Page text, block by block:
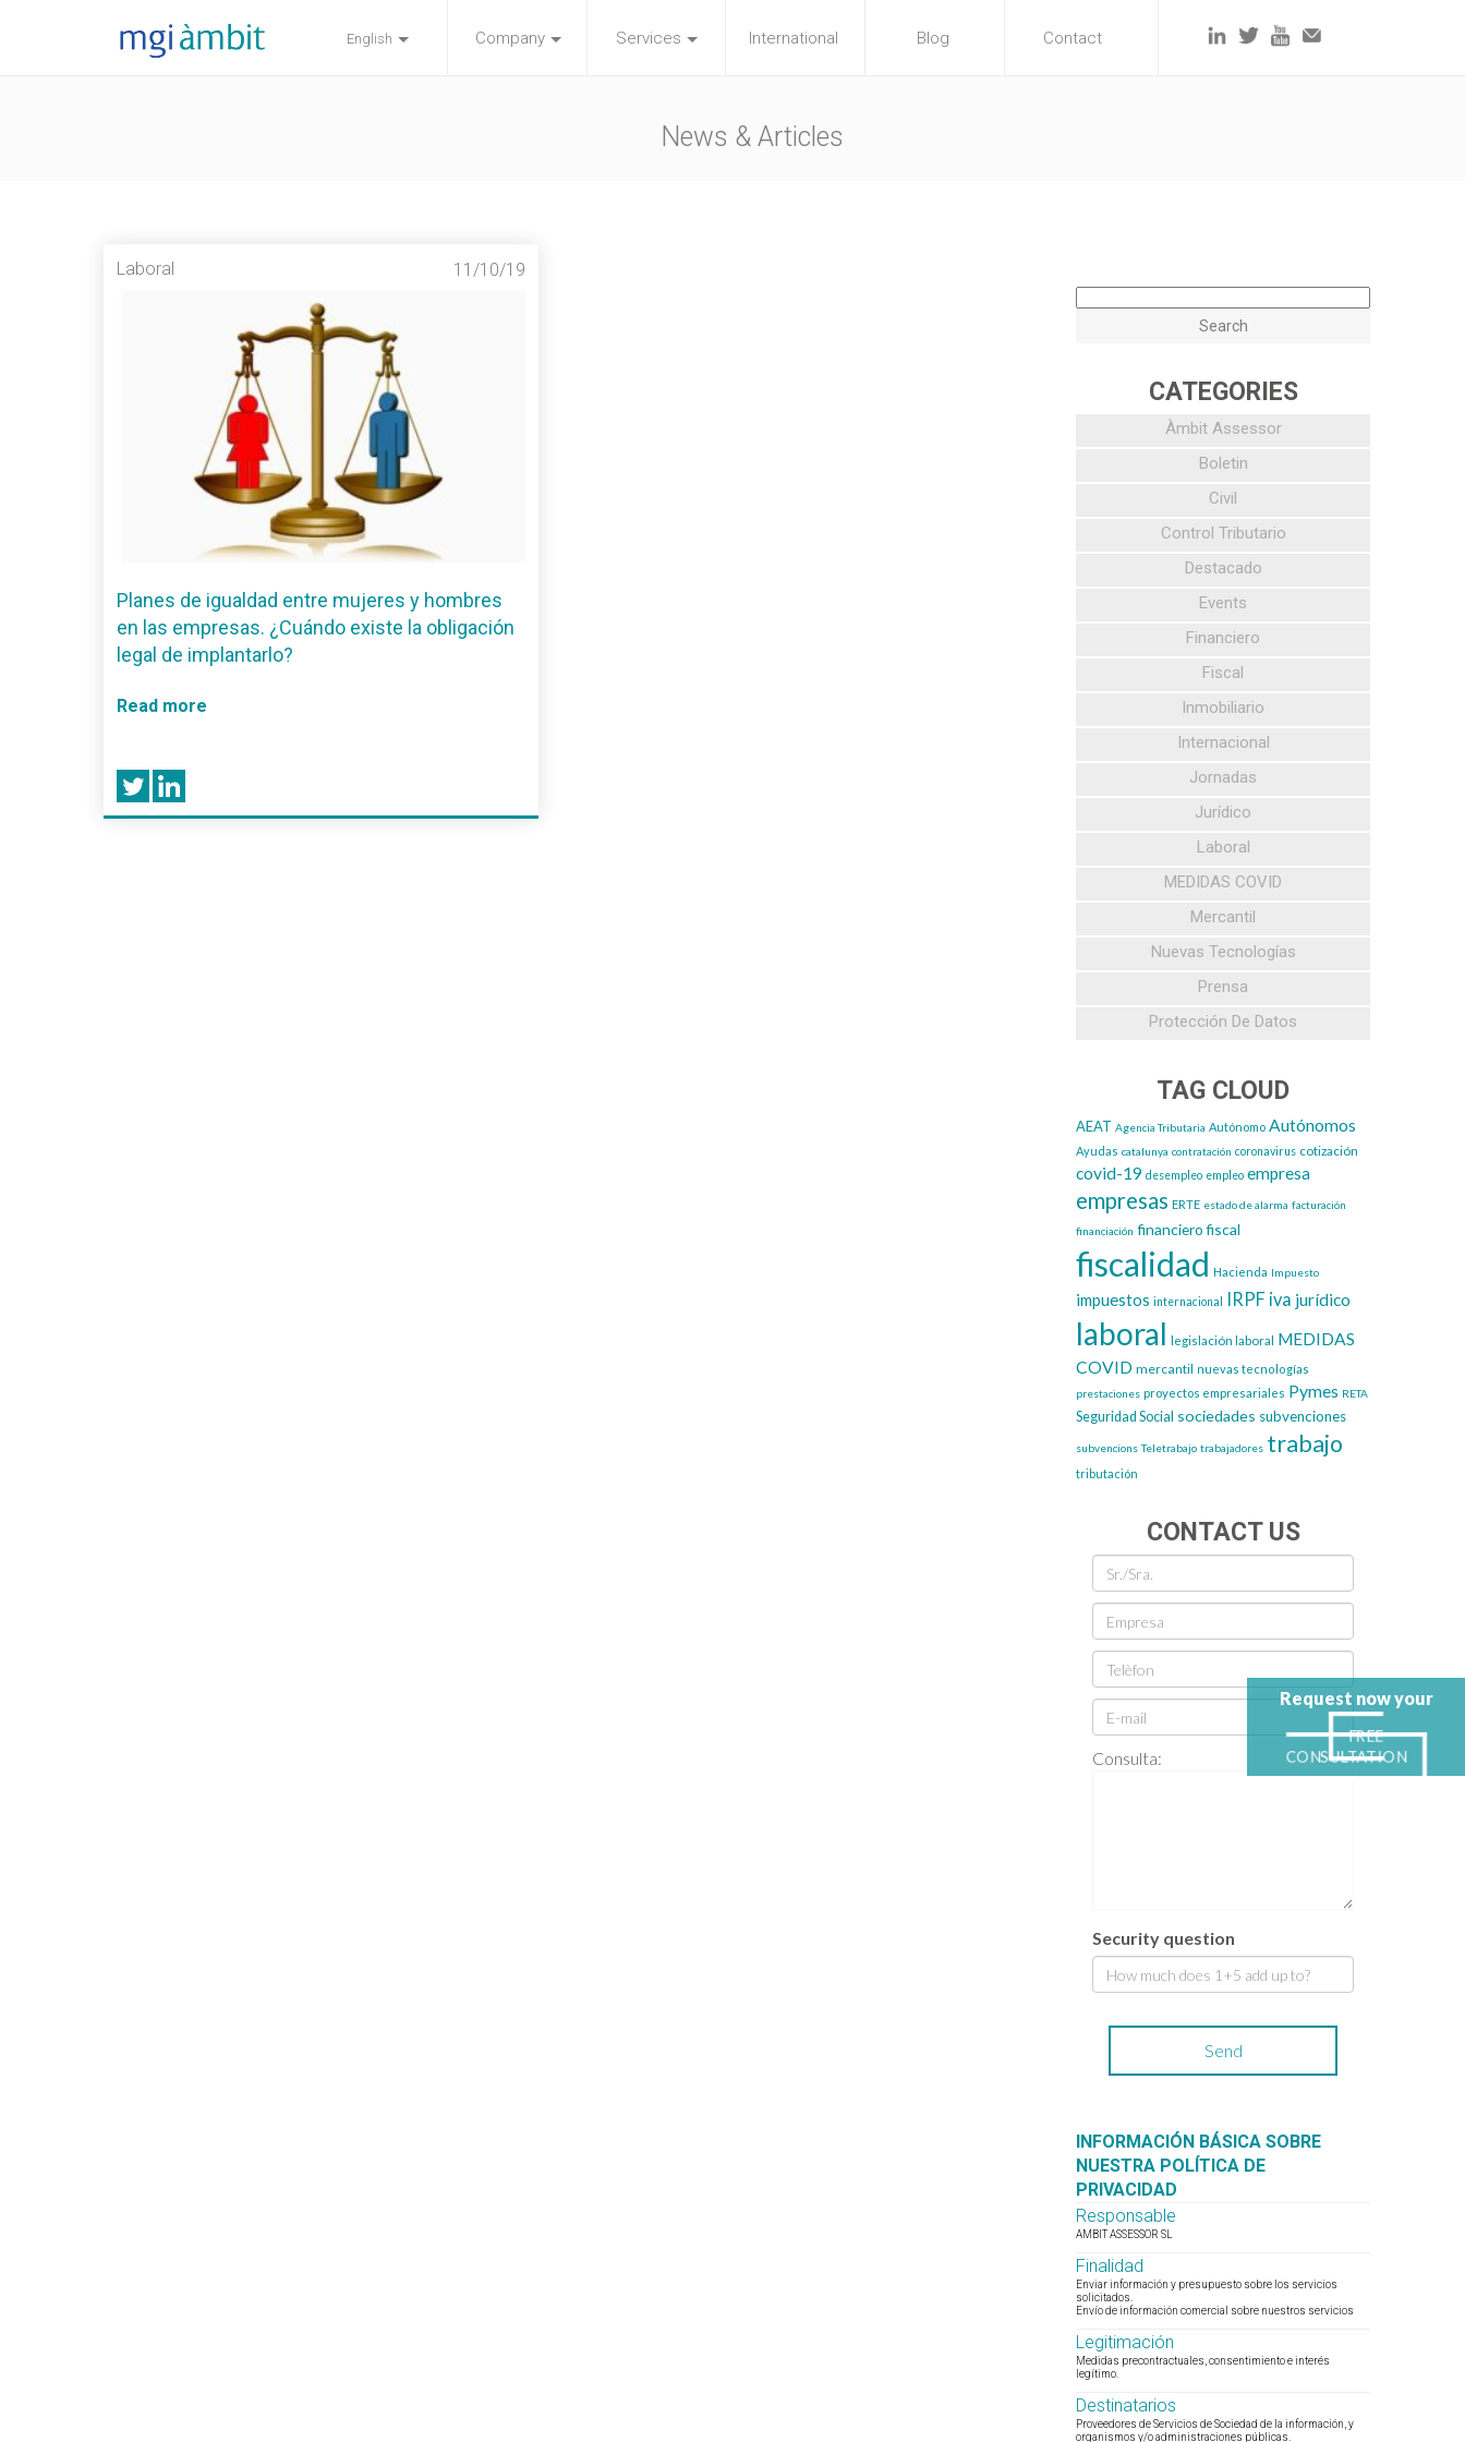
English Company Services International Blog Contact
Request now your
FREE
CONSULTATION
News & Articles
Laboral 11/10/19
Planes de igualdad entre mujeres y hombres
en las empresas. ¿Cuándo existe la obligación
legal de implantarlo?
Read more
CATEGORIES
Àmbit Assessor
Boletin
Civil
Control Tributario
Destacado
Events
Financiero
Fiscal
Inmobiliario
Internacional
Jornadas
Jurídico
Laboral
MEDIDAS COVID
Mercantil
Nuevas Tecnologías
Prensa
Protección De Datos
TAG CLOUD
AEAT Agencia Tributaria Autónomo Autónomos
Ayudas catalunya contratación coronavirus cotización
covid-19 desempleo empleo empresa
empresas ERTE estado de alarma facturación
financiación financiero fiscal
fiscalidad Hacienda Impuesto
impuestos internacional IRPF iva jurídico
laboral legislación laboral MEDIDAS
COVID mercantil nuevas tecnologías
prestaciones proyectos empresariales Pymes RETA
Seguridad Social sociedades subvenciones
subvencions Teletrabajo trabajadores trabajo
tributación
CONTACT US
Consulta:
Security question
INFORMACIÓN BÁSICA SOBRE
NUESTRA POLÍTICA DE
PRIVACIDAD
Responsable
AMBIT ASSESSOR SL
Finalidad
Enviar información y presupuesto sobre los servicios
solicitados.
Envío de información comercial sobre nuestros servicios
Legitimación
Medidas precontractuales, consentimiento e interés
legítimo.
Destinatarios
Proveedores de Servicios de Sociedad de la información, y
organismos y/o administraciones públicas.